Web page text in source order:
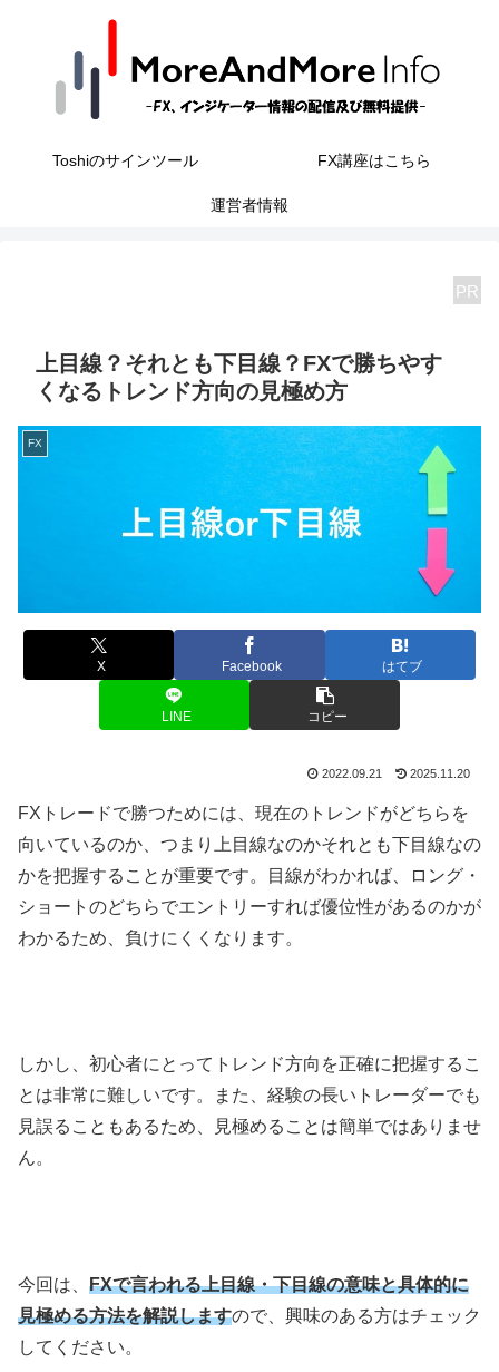
Toshiのサインツール FX講座はこちら
運営者情報
PR
上目線？それとも下目線？FXで勝ちやす
くなるトレンド方向の見極め方
FX
X Facebook はてブ
LINE コピー
2022.09.21 2025.11.20
FX トレードで勝つためには、現在のトレンドがどちらを
向いているのか、つまり上目線なのかそれとも下目線なの
かを把握することが重要です。目線がわかれば、ロング・
ショートのどちらでエントリーすれば優位性があるのかが
わかるため、負けにくくなります。
しかし、初心者にとってトレンド方向を正確に把握するこ
とは非常に難しいです。また、経験の長いトレーダーでも
見誤ることもあるため、見極めることは簡単ではありませ
ん。
今回は、 FXで言われる上目線・下目線の意味と具体的に
見極める方法を解説しますので、興味のある方はチェック
してください。